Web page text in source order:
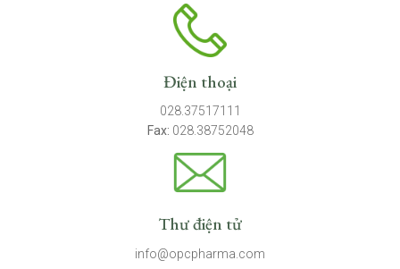
Điện thoại
028.37517111
Fax: 028.38752048
Thư điện tử
info@opcpharma.com